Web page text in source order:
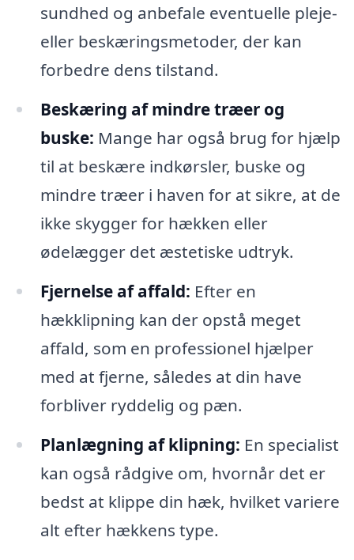
sundhed og anbefale eventuelle pleje-
eller beskæringsmetoder, der kan
forbedre dens tilstand.
Beskæring af mindre træer og
buske: Mange har også brug for hjælp
til at beskære indkørsler, buske og
mindre træer i haven for at sikre, at de
ikke skygger for hækken eller
ødelægger det æstetiske udtryk.
Fjernelse af affald: Efter en
hækklipning kan der opstå meget
affald, som en professionel hjælper
med at fjerne, således at din have
forbliver ryddelig og pæn.
Planlægning af klipning: En specialist
kan også rådgive om, hvornår det er
bedst at klippe din hæk, hvilket variere
alt efter hækkens type.